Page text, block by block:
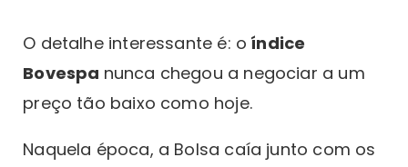
O detalhe interessante é: o índice
Bovespa nunca chegou a negociar a um
preço tão baixo como hoje.
Naquela época, a Bolsa caía junto com os